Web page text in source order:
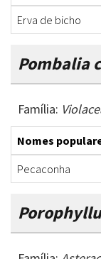
Erva de bicho
Pombalia
Família:
Nomes
Pecaconha